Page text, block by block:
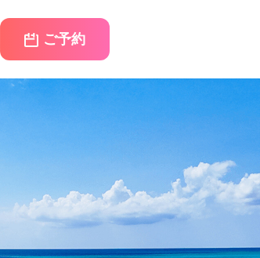
ご予約